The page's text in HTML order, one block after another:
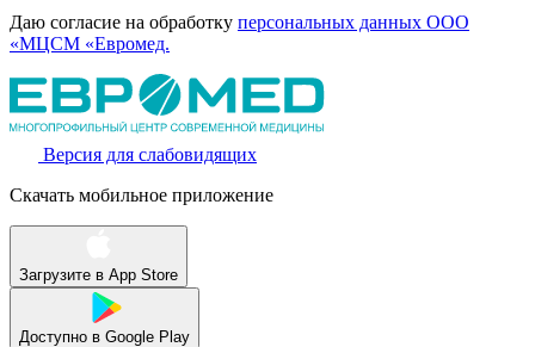
Даю согласие на обработку персональных данных ООО
«МЦСМ «Евромед.
Версия для слабовидящих
Скачать мобильное приложение
Загрузите в App Store
Доступно в Google Play